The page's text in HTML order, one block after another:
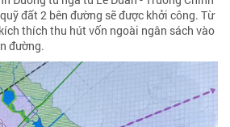
đất 2 bên đường sẽ được khởi công. Từ
thích thu hút vốn ngoài ngân sách vào
đường.